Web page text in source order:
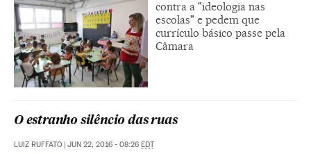
contra a "ideologia nas
escolas" e pedem que
currículo básico passe pela
Câmara
O estranho silêncio das ruas
LUIZ RUFFATO | JUN 22, 2016 - 08:26 EDT